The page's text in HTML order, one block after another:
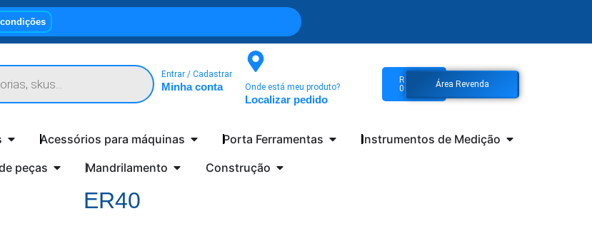
Entrar / Cadastrar
Minha conta Onde está meu produto?
Localizar pedido
R$
0
Área Revenda
Acessórios para máquinas Porta Ferramentas
Instrumentos de Medição
peças
Mandrilamento Construção
ER40